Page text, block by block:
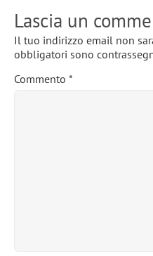
Lascia un
Il tuo indirizzo email non
obbligatori sono
Commento *